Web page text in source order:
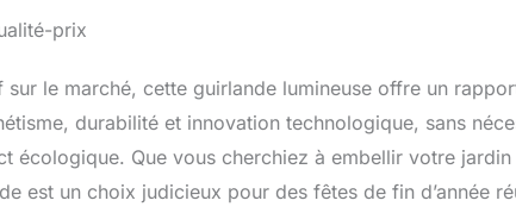
prix
le marché, cette guirlande lumineuse offre un
durabilité et innovation technologique, sans
écologique. Que vous cherchiez à embellir votre
est un choix judicieux pour des fêtes de fin d’année